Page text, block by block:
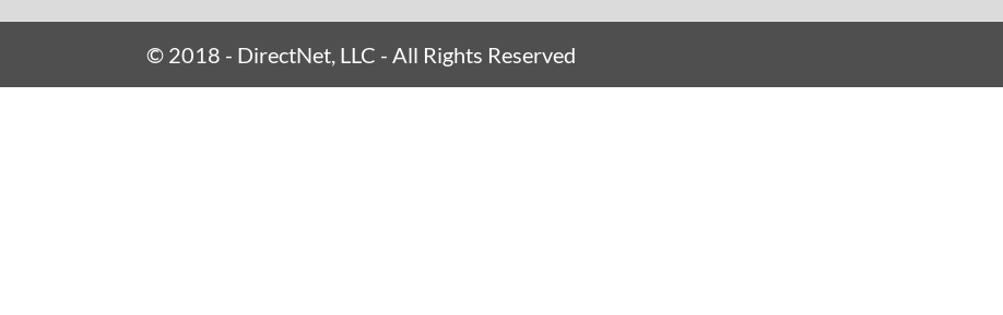
© 2018 - DirectNet, LLC - All Rights Reserved